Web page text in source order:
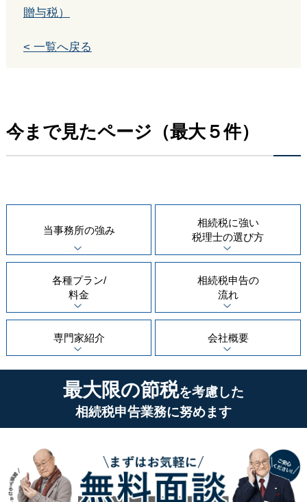
贈与税）
< 一覧へ戻る
今まで見たページ（最大５件）
当事務所の強み
相続税に強い
税理士の選び方
各種プラン/
料金
相続税申告の
流れ
専門家紹介 会社概要
最大限の節税を考慮した
相続税申告業務に努めます